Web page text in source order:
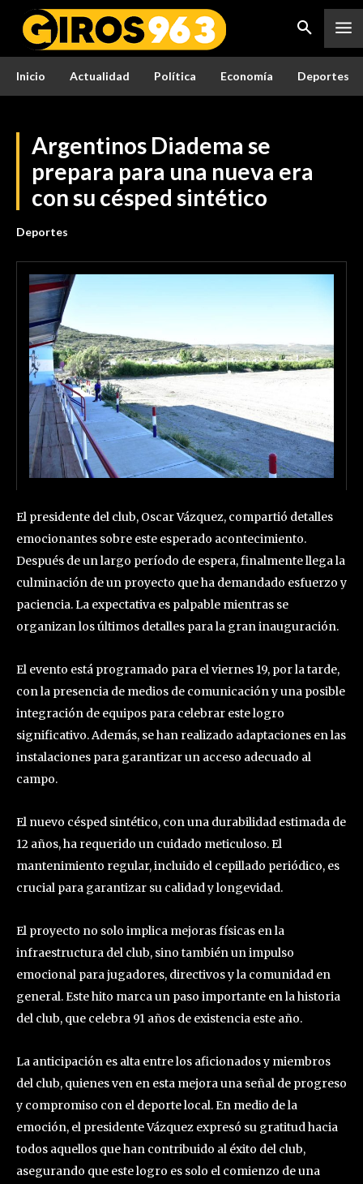
Inicio Actualidad Política Economía Deportes
Argentinos Diadema se
prepara para una nueva era
con su césped sintético
Deportes
El presidente del club, Oscar Vázquez, compartió detalles
emocionantes sobre este esperado acontecimiento.
Después de un largo período de espera, finalmente llega la
culminación de un proyecto que ha demandado esfuerzo y
paciencia. La expectativa es palpable mientras se
organizan los últimos detalles para la gran inauguración.
El evento está programado para el viernes 19, por la tarde,
con la presencia de medios de comunicación y una posible
integración de equipos para celebrar este logro
significativo. Además, se han realizado adaptaciones en las
instalaciones para garantizar un acceso adecuado al
campo.
El nuevo césped sintético, con una durabilidad estimada de
12 años, ha requerido un cuidado meticuloso. El
mantenimiento regular, incluido el cepillado periódico, es
crucial para garantizar su calidad y longevidad.
El proyecto no solo implica mejoras físicas en la
infraestructura del club, sino también un impulso
emocional para jugadores, directivos y la comunidad en
general. Este hito marca un paso importante en la historia
del club, que celebra 91 años de existencia este año.
La anticipación es alta entre los aficionados y miembros
del club, quienes ven en esta mejora una señal de progreso
y compromiso con el deporte local. En medio de la
emoción, el presidente Vázquez expresó su gratitud hacia
todos aquellos que han contribuido al éxito del club,
asegurando que este logro es solo el comienzo de una